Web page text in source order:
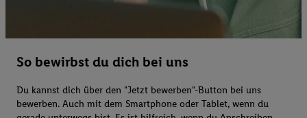
So bewirbst du dich bei uns
Du kannst dich über den "Jetzt bewerben"-Button bei uns
bewerben. Auch mit dem Smartphone oder Tablet, wenn du